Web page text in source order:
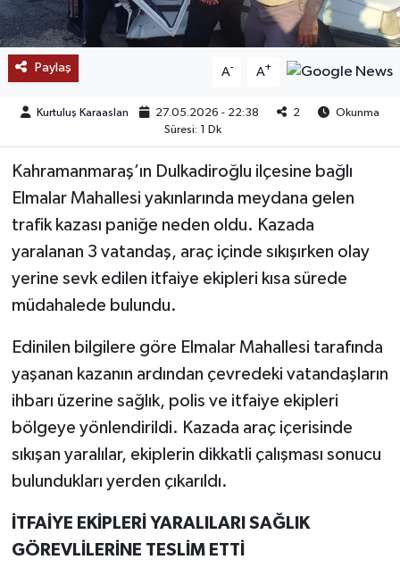
Paylaş A- A+
Kurtuluş Karaaslan 27.05.2026 - 22:38 2
Okunma
Süresi: 1 Dk
Kahramanmaraş’ın Dulkadiroğlu ilçesine bağlı
Elmalar Mahallesi yakınlarında meydana gelen
trafik kazası paniğe neden oldu. Kazada
yaralanan 3 vatandaş, araç içinde sıkışırken olay
yerine sevk edilen itfaiye ekipleri kısa sürede
müdahalede bulundu.
Edinilen bilgilere göre Elmalar Mahallesi tarafında
yaşanan kazanın ardından çevredeki vatandaşların
ihbarı üzerine sağlık, polis ve itfaiye ekipleri
bölgeye yönlendirildi. Kazada araç içerisinde
sıkışan yaralılar, ekiplerin dikkatli çalışması sonucu
bulundukları yerden çıkarıldı.
İTFAİYE EKİPLERİ YARALILARI SAĞLIK
GÖREVLİLERİNE TESLİM ETTİ
KEŞFET
POPÜLER
TREND
MEDYA
TEKNOLOJİ
YAŞAM
KÜLTÜR SANAT